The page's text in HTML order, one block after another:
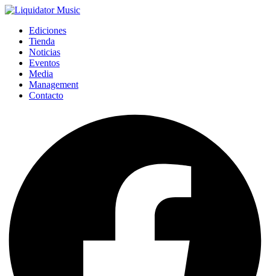
Ediciones
Tienda
Noticias
Eventos
Media
Management
Contacto